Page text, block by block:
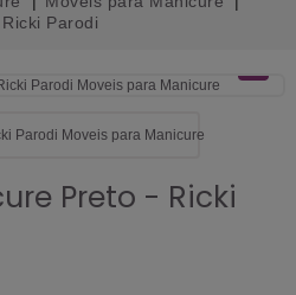
Parodi
Preto - Ricki